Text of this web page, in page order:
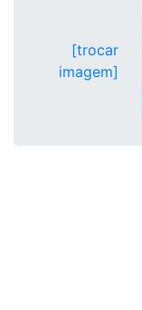
[trocar
imagem]